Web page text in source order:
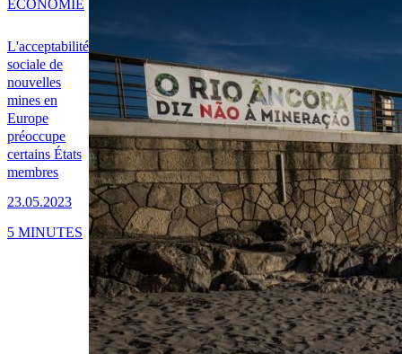
L'acceptabilité
sociale de
nouvelles
mines en
Europe
préoccupe
certains États
membres
23.05.2023
ÉCONOMIE
5 MINUTES